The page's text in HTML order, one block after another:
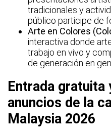
tradicionales y
público participe de
Arte en Colores
interactiva donde
trabajo en vivo y
de generación en
Entrada
anuncios de la
Malaysia 2026